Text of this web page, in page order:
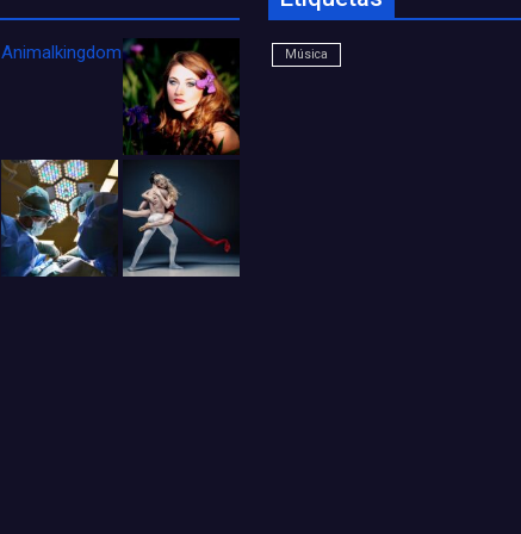
Animalkingdom_FichaCine Música